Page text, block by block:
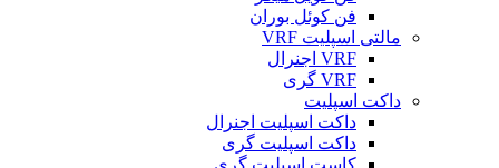
فن کوئل بوران
مالتی اسپلیت VRF
VRF اجنرال
VRF گری
داکت اسپلیت
داکت اسپلیت اجنرال
داکت اسپلیت گری
کاست اسپلیت گری